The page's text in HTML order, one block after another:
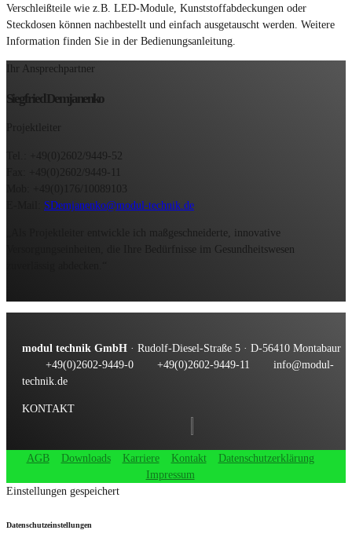
Verschleißteile wie z.B. LED-Module, Kunststoffabdeckungen oder
Steckdosen können nachbestellt und einfach ausgetauscht werden. Weitere
Information finden Sie in der Bedienungsanleitung.
Ihr Ansprechpartner
Siegfried Demjanenko
Projektleiter
Tel.: +49(0)2602/9449-52
Fax: +49(0)2602/9449-11
Mob: +49(0)176/10089103
SDemjanenko@modul-technik.de
„Als Projektleiter entwickle ich maßgeschneiderte, innovative
Versorgungseinheiten, die Ihre Bedürfnisse im Gesundheitswesen
modul technik GmbH · Rudolf-Diesel-Straße 5 · D-56410 Montabaur
+49(0)2602-9449-0
+49(0)2602-9449-11
info@modul-
technik.de
KONTAKT
AGB Downloads Karriere Kontakt
Datenschutzerklärung
Impressum
Einstellungen gespeichert
Datenschutzeinstellungen